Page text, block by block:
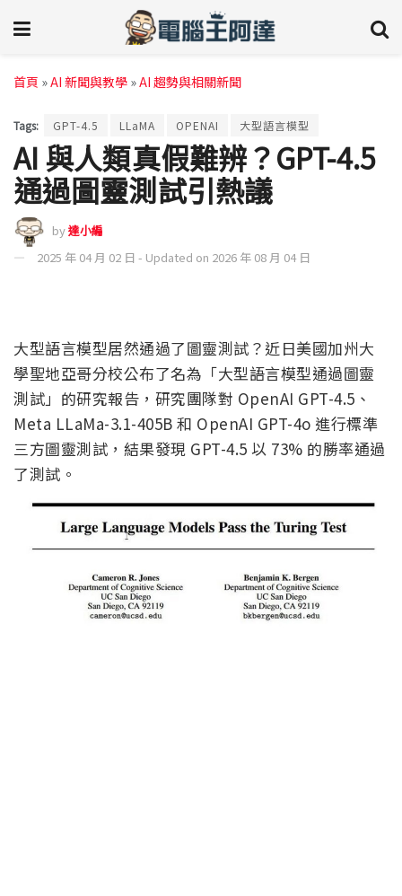
首頁 »AI 新聞與教學 »AI 趨勢與相關新聞
Tags: GPT-4.5 LLaMA OPENAI 大型語言模型
AI 與人類真假難辨？GPT-4.5
通過圖靈測試引熱議
by達小編
2025 年 04 月 02 日 - Updated on 2026 年 08 月 04 日
大型語言模型居然通過了圖靈測試？近日美國加州大
學聖地亞哥分校公布了名為「大型語言模型通過圖靈
測試」的研究報告，研究團隊對 OpenAI GPT-4.5、
Meta LLaMa-3.1-405B 和 OpenAI GPT-4o 進行標準
三方圖靈測試，結果發現 GPT-4.5 以 73% 的勝率通過
了測試。